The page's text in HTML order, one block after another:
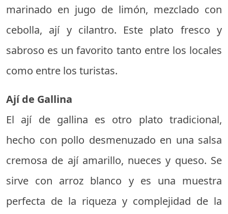
marinado en jugo de limón, mezclado con
cebolla, ají y cilantro. Este plato fresco y
sabroso es un favorito tanto entre los locales
como entre los turistas.
Ají de Gallina
El ají de gallina es otro plato tradicional,
hecho con pollo desmenuzado en una salsa
cremosa de ají amarillo, nueces y queso. Se
sirve con arroz blanco y es una muestra
perfecta de la riqueza y complejidad de la